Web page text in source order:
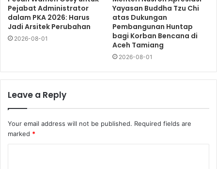
Pejabat Administrator
dalam PKA 2026: Harus
Jadi Arsitek Perubahan
2026-08-01
Yayasan Buddha Tzu Chi
atas Dukungan
Pembangunan Huntap
bagi Korban Bencana di
Aceh Tamiang
2026-08-01
Leave a Reply
Your email address will not be published. Required fields are
marked *